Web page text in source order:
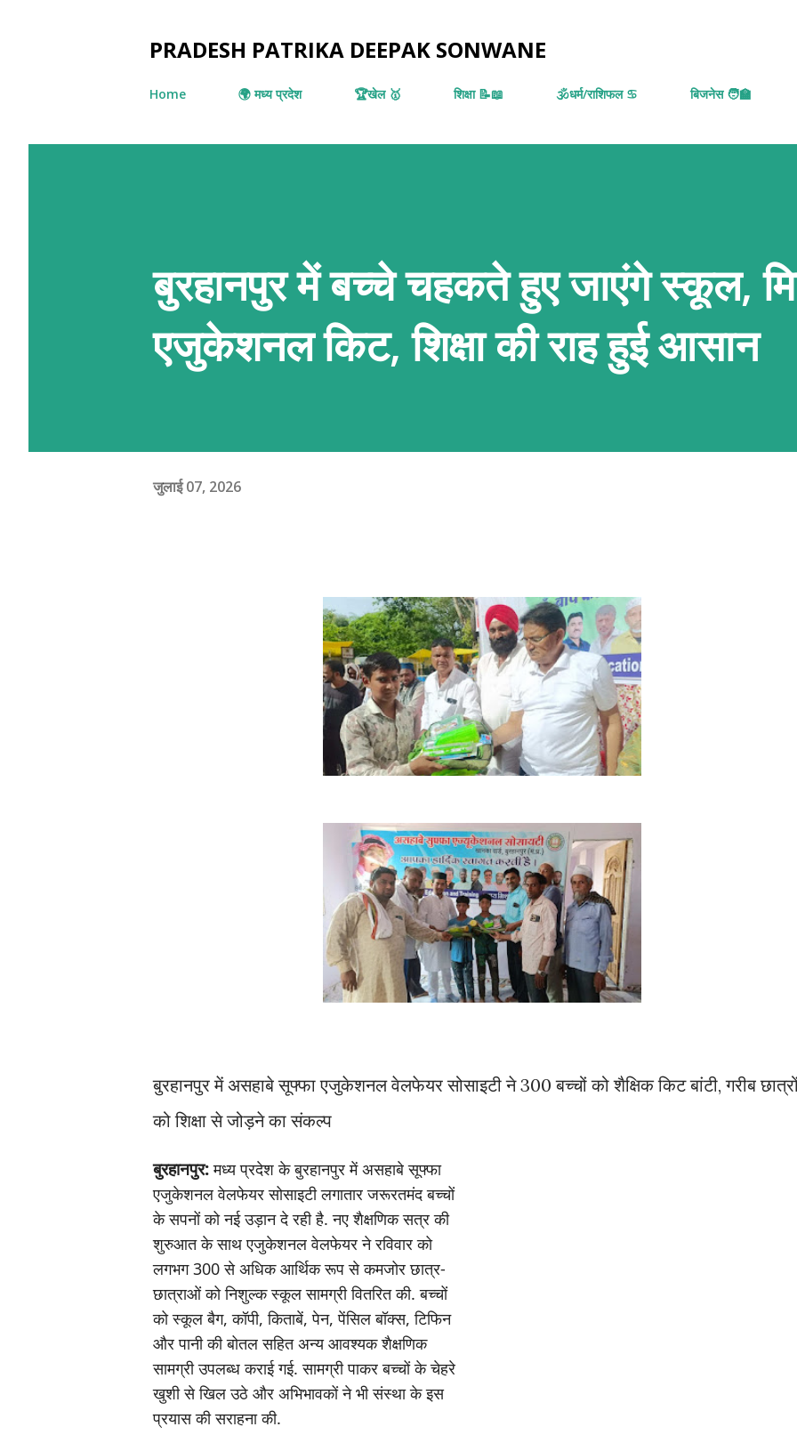
PRADESH PATRIKA DEEPAK SONWANE
Home 🌍 मध्य प्रदेश 🏆खेल 🥇 शिक्षा 📝📖 🕉️धर्म/राशिफल ♋ बिजनेस 🧑‍🏫
बुरहानपुर में बच्चे चहकते हुए जाएंगे स्कूल,
एजुकेशनल किट, शिक्षा की राह हुई आसान
जुलाई 07, 2026
बुरहानपुर में असहाबे सूफ्फा एजुकेशनल वेलफेयर सोसाइटी ने 300 बच्चों को शैक्षिक किट बांटी, गरीब
को शिक्षा से जोड़ने का संकल्प
बुरहानपुर:मध्य प्रदेश के बुरहानपुर में असहाबे सूफ्फा
एजुकेशनल वेलफेयर सोसाइटी लगातार जरूरतमंद बच्चों
के सपनों को नई उड़ान दे रही है. नए शैक्षणिक सत्र की
शुरुआत के साथ एजुकेशनल वेलफेयर ने रविवार को
लगभग 300 से अधिक आर्थिक रूप से कमजोर छात्र-
छात्राओं को निशुल्क स्कूल सामग्री वितरित की. बच्चों
को स्कूल बैग, कॉपी, किताबें, पेन, पेंसिल बॉक्स, टिफिन
और पानी की बोतल सहित अन्य आवश्यक शैक्षणिक
सामग्री उपलब्ध कराई गई. सामग्री पाकर बच्चों के चेहरे
खुशी से खिल उठे और अभिभावकों ने भी संस्था के इस
प्रयास की सराहना की.